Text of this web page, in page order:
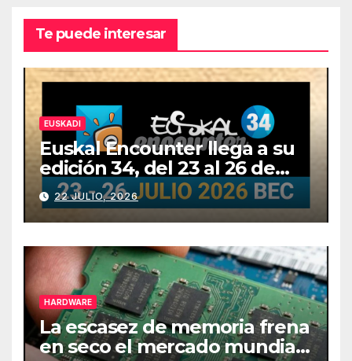
Te puede interesar
EUSKADI
Euskal Encounter llega a su
edición 34, del 23 al 26 de
julio
22 JULIO, 2026
HARDWARE
La escasez de memoria frena
en seco el mercado mundial